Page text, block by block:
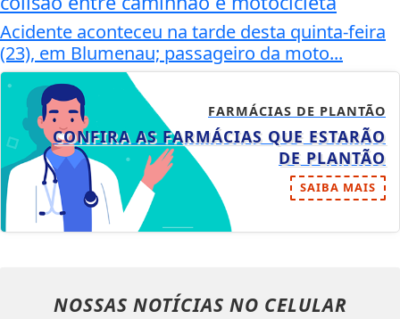
Acidente aconteceu na tarde desta quinta-feira
(23), em Blumenau; passageiro da moto...
FARMÁCIAS DE PLANTÃO
CONFIRA AS FARMÁCIAS QUE ESTARÃO
DE PLANTÃO
SAIBA MAIS
NOSSAS NOTÍCIAS NO CELULAR